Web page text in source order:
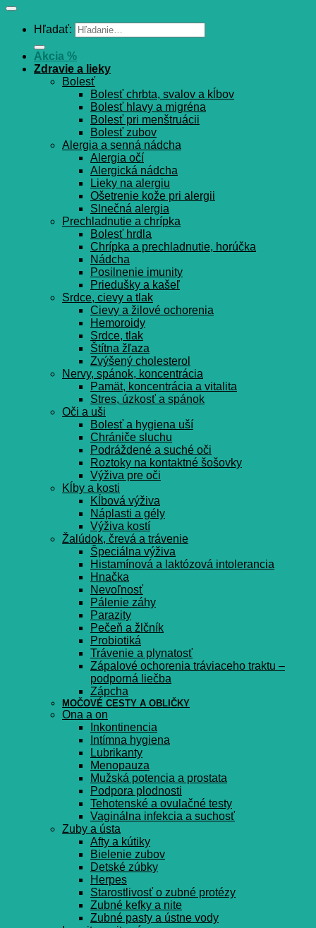
Hľadať:
Akcia %
Zdravie a lieky
Bolesť
Bolesť chrbta, svalov a kĺbov
Bolesť hlavy a migréna
Bolesť pri menštruácii
Bolesť zubov
Alergia a senná nádcha
Alergia očí
Alergická nádcha
Lieky na alergiu
Ošetrenie kože pri alergii
Slnečná alergia
Prechladnutie a chrípka
Bolesť hrdla
Chrípka a prechladnutie, horúčka
Nádcha
Posilnenie imunity
Priedušky a kašeľ
Srdce, cievy a tlak
Cievy a žilové ochorenia
Hemoroidy
Srdce, tlak
Štítna žľaza
Zvýšený cholesterol
Nervy, spánok, koncentrácia
Pamät, koncentrácia a vitalita
Stres, úzkosť a spánok
Oči a uši
Bolesť a hygiena uší
Chrániče sluchu
Podráždené a suché oči
Roztoky na kontaktné šošovky
Výživa pre oči
Kĺby a kosti
Kĺbová výživa
Náplasti a gély
Výživa kostí
Žalúdok, črevá a trávenie
Špeciálna výživa
Histamínová a laktózová intolerancia
Hnačka
Nevoľnosť
Pálenie záhy
Parazity
Pečeň a žlčník
Probiotiká
Trávenie a plynatosť
Zápalové ochorenia tráviaceho traktu –
podporná liečba
Zápcha
MOČOVÉ CESTY A OBLIČKY
Ona a on
Inkontinencia
Intímna hygiena
Lubrikanty
Menopauza
Mužská potencia a prostata
Podpora plodnosti
Tehotenské a ovulačné testy
Vaginálna infekcia a suchosť
Zuby a ústa
Afty a kútiky
Bielenie zubov
Detské zúbky
Herpes
Starostlivosť o zubné protézy
Zubné kefky a nite
Zubné pasty a ústne vody